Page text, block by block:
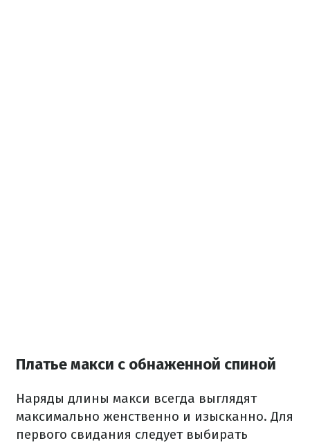
Платье макси с обнаженной спиной
Наряды длины макси всегда выглядят
максимально женственно и изысканно. Для
первого свидания следует выбирать